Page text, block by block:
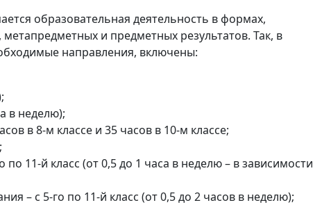
образовательная деятельность в формах,
и предметных результатов. Так, в
направления, включены:
в неделю);
в 8-м классе и 35 часов в 10-м классе;
11-й класс (от 0,5 до 1 часа в неделю – в зависимости
– с 5-го по 11-й класс (от 0,5 до 2 часов в неделю);